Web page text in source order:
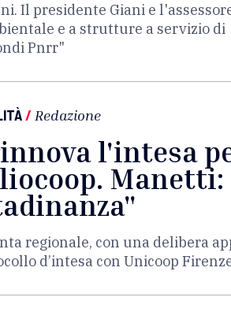
Il presidente Giani e
e a strutture a servizio di
Pnrr"
/ Redazione
l'intesa
regionale, con una delibera
d’intesa con Unicoop